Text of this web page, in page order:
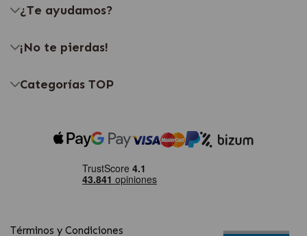
¿Te ayudamos?
¡No te pierdas!
Categorías TOP
Términos y Condiciones